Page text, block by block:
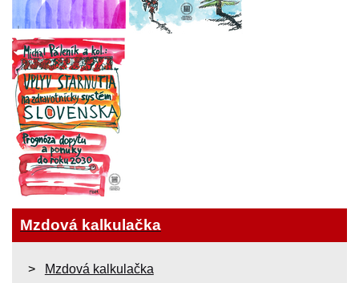
Mzdová kalkulačka
Mzdová kalkulačka